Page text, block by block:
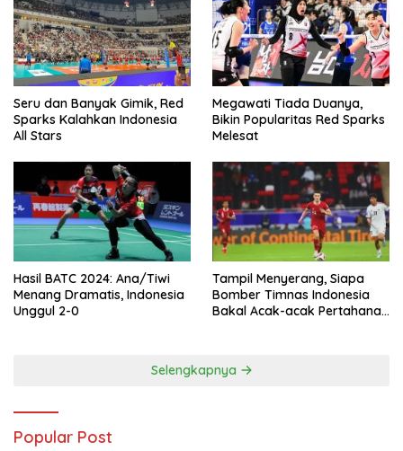
Seru dan Banyak Gimik, Red
Sparks Kalahkan Indonesia
All Stars
Megawati Tiada Duanya,
Bikin Popularitas Red Sparks
Melesat
Hasil BATC 2024: Ana/Tiwi
Menang Dramatis, Indonesia
Unggul 2-0
Tampil Menyerang, Siapa
Bomber Timnas Indonesia
Bakal Acak-acak Pertahanan
Selengkapnya
Popular Post